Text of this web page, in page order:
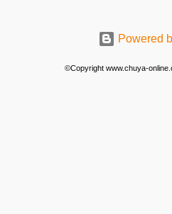
Powered
©Copyright www.chuya-